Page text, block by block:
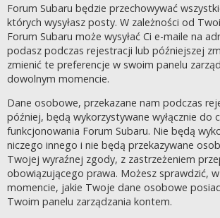
Forum Subaru będzie przechowywać
których wysyłasz posty. W zależności od
Forum Subaru może wysyłać Ci e-maile na
podasz podczas rejestracji lub późniejszej
zmienić te preferencje w swoim panelu
dowolnym momencie.
Dane osobowe, przekazane nam podczas
później, będą wykorzystywane wyłącznie do
funkcjonowania Forum Subaru. Nie będą
niczego innego i nie będą przekazywane
Twojej wyraźnej zgody, z zastrzeżeniem
obowiązującego prawa. Możesz sprawdzić,
momencie, jakie Twoje dane osobowe
Twoim panelu zarządzania kontem.